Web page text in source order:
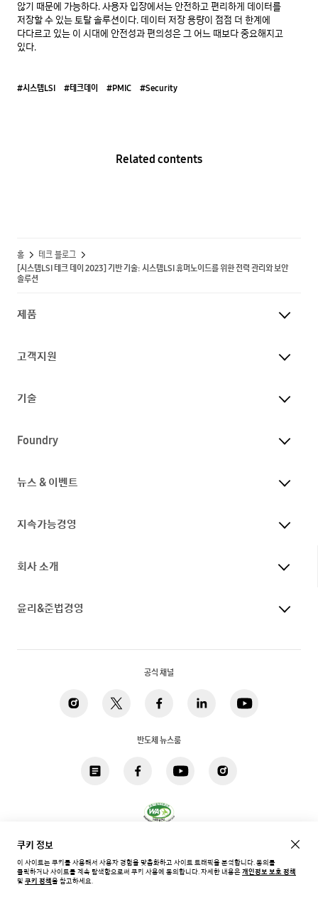
않기 때문에 가능하다. 사용자 입장에서는 안전하고 편리하게 데이터를
저장할 수 있는 토탈 솔루션이다. 데이터 저장 용량이 점점 더 한계에
다다르고 있는 이 시대에 안전성과 편의성은 그 어느 때보다 중요해지고
있다.
#시스템LSI #테크데이 #PMIC #Security
Related contents
홈
테크 블로그
[시스템LSI 테크 데이 2023] 기반 기술: 시스템LSI 휴머노이드를 위한 전력 관리와 보안
솔루션
제품
고객지원
기술
Foundry
뉴스 & 이벤트
지속가능경영
회사 소개
윤리&준법경영
공식 채널
반도체 뉴스룸
한국 / 한국어
쿠키 정보
이 사이트는 쿠키를 사용해서 사용자 경험을 맞춤화하고 사이트 트래픽을 분석합니다. 동의를
클릭하거나 사이트를 계속 탐색함으로써 쿠키 사용에 동의합니다.자세한 내용은개인정보 보호 정책
및 쿠키 정책을 참고하세요.